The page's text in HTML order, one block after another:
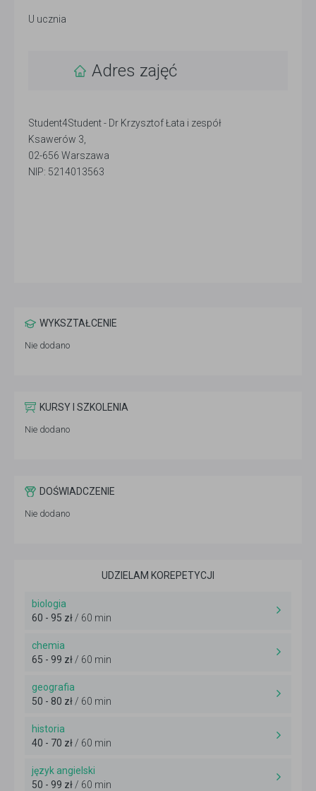
U ucznia
Adres zajęć
Student4Student - Dr Krzysztof Łata i zespół
Ksawerów 3,
02-656 Warszawa
NIP: 5214013563
WYKSZTAŁCENIE
Nie dodano
KURSY I SZKOLENIA
Nie dodano
DOŚWIADCZENIE
Nie dodano
UDZIELAM KOREPETYCJI
biologia
60 - 95 zł / 60 min
chemia
65 - 99 zł / 60 min
geografia
50 - 80 zł / 60 min
historia
40 - 70 zł / 60 min
język angielski
50 - 99 zł / 60 min